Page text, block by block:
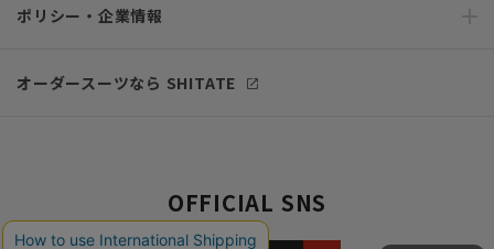
ポリシー・企業情報
オーダースーツなら SHITATE
OFFICIAL SNS